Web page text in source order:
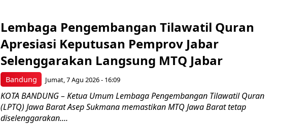
Bandung
Lembaga Pengembangan Tilawatil Quran
Apresiasi Keputusan Pemprov Jabar
Selenggarakan Langsung MTQ Jabar
Jumat, 7 Agu 2026 - 16:09
KOTA BANDUNG – Ketua Umum Lembaga Pengembangan Tilawatil Quran
(LPTQ) Jawa Barat Asep Sukmana memastikan MTQ Jawa Barat tetap
diselenggarakan....